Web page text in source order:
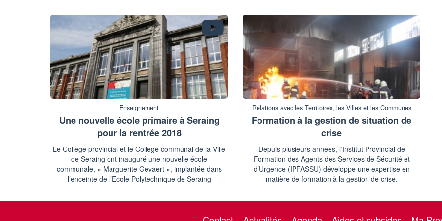
Enseignement
Une nouvelle école primaire à Seraing
pour la rentrée 2018
Le Collège provincial et le Collège communal de la Ville
de Seraing ont inauguré une nouvelle école
communale, « Marguerite Gevaert », implantée dans
l’enceinte de l’Ecole Polytechnique de Seraing
Relations avec les Territoires, les Villes et les Communes
Formation à la gestion de situation de
crise
Depuis plusieurs années, l’Institut Provincial de
Formation des Agents des Services de Sécurité et
d’Urgence (IPFASSU) développe une expertise en
matière de formation à la gestion de crise.